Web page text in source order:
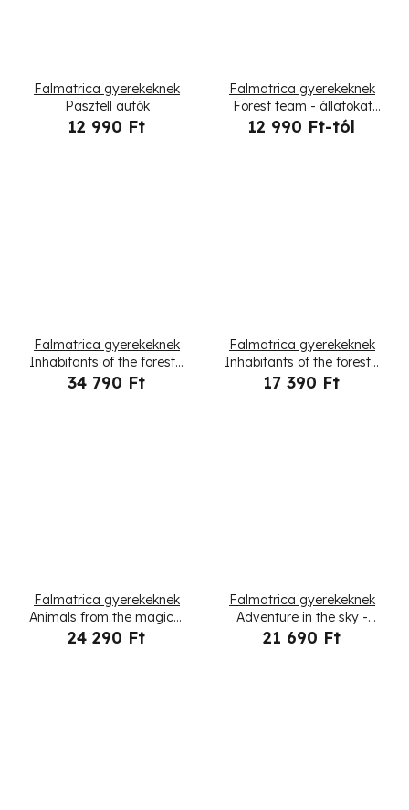
Falmatrica gyerekeknek
Pasztell autók
12 990 Ft
Falmatrica gyerekeknek
Forest team - állatokat
játszó réten
12 990 Ft-tól
Falmatrica gyerekeknek
Inhabitants of the forest -
szarvas, őzike és mókus
34 790 Ft
Falmatrica gyerekeknek
Inhabitants of the forest -
szarvas és őzike
17 390 Ft
Falmatrica gyerekeknek
Animals from the magical
forest - nyuszi
24 290 Ft
Falmatrica gyerekeknek
Adventure in the sky -
macska holégballonban
21 690 Ft